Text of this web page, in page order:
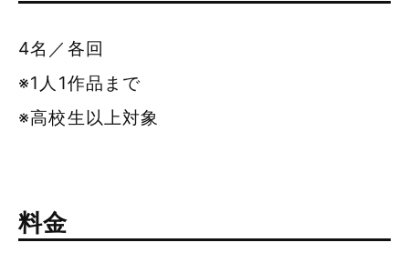
4名／各回
※1人1作品まで
※高校生以上対象
料金